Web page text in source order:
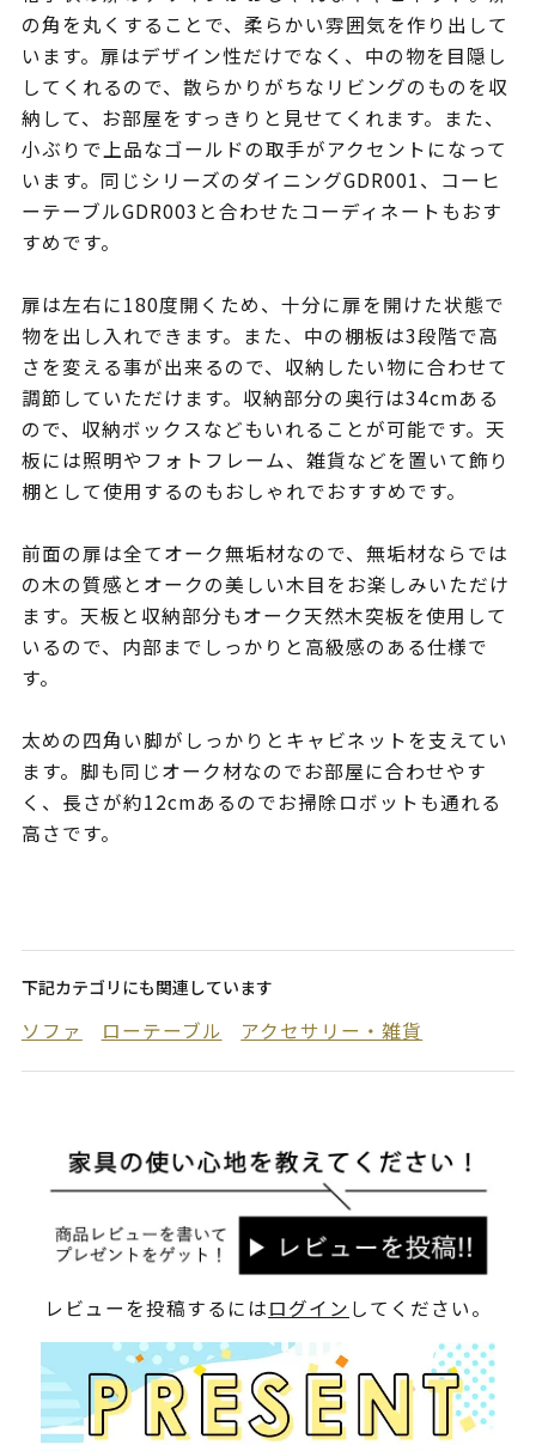
の角を丸くすることで、柔らかい雰囲気を作り出して
います。扉はデザイン性だけでなく、中の物を目隠し
してくれるので、散らかりがちなリビングのものを収
納して、お部屋をすっきりと見せてくれます。また、
小ぶりで上品なゴールドの取手がアクセントになって
います。同じシリーズのダイニングGDR001、コーヒ
ーテーブルGDR003と合わせたコーディネートもおす
すめです。
扉は左右に180度開くため、十分に扉を開けた状態で
物を出し入れできます。また、中の棚板は3段階で高
さを変える事が出来るので、収納したい物に合わせて
調節していただけます。収納部分の奥行は34cmある
ので、収納ボックスなどもいれることが可能です。天
板には照明やフォトフレーム、雑貨などを置いて飾り
棚として使用するのもおしゃれでおすすめです。
前面の扉は全てオーク無垢材なので、無垢材ならでは
の木の質感とオークの美しい木目をお楽しみいただけ
ます。天板と収納部分もオーク天然木突板を使用して
いるので、内部までしっかりと高級感のある仕様で
す。
太めの四角い脚がしっかりとキャビネットを支えてい
ます。脚も同じオーク材なのでお部屋に合わせやす
く、長さが約12cmあるのでお掃除ロボットも通れる
高さです。
下記カテゴリにも関連しています
ソファ ローテーブル アクセサリー・雑貨
レビューを投稿するにはログイン してください。